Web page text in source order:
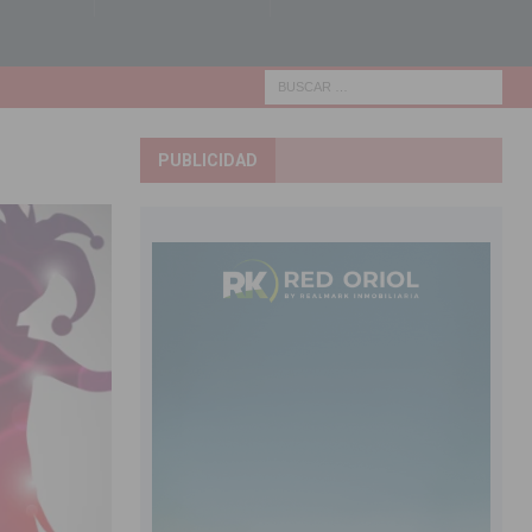
PUBLICIDAD